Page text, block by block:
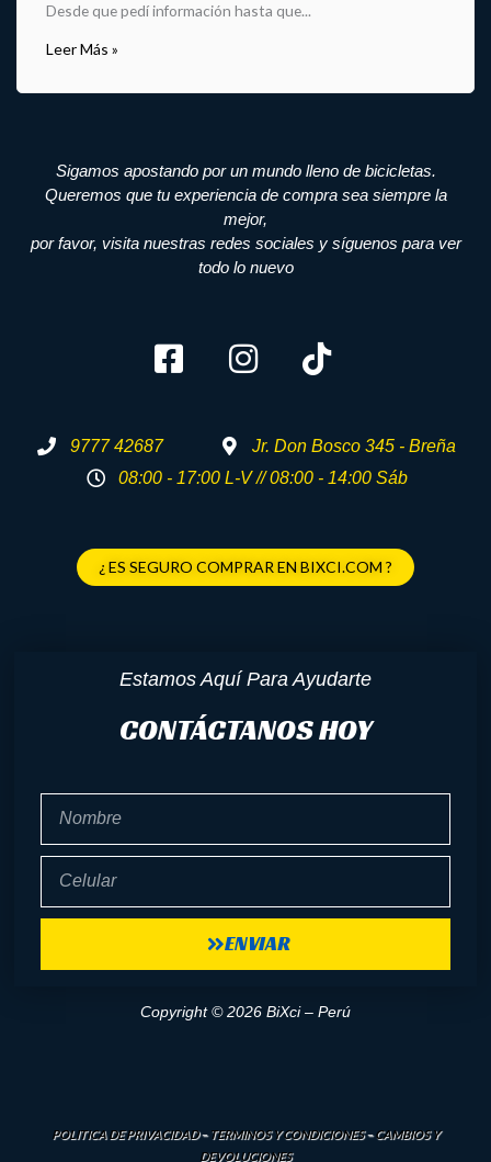
Desde que pedí información hasta que...
Leer Más »
Sigamos apostando por un mundo lleno de bicicletas.
Queremos que tu experiencia de compra sea siempre la
mejor,
por favor, visita nuestras redes sociales y síguenos para ver
todo lo nuevo
9777 42687
Jr. Don Bosco 345 - Breña
08:00 - 17:00 L-V // 08:00 - 14:00 Sáb
¿ ES SEGURO COMPRAR EN BIXCI.COM ?
Estamos Aquí Para Ayudarte
CONTÁCTANOS HOY
ENVIAR
Copyright © 2026 BiXci – Perú
POLITICA DE PRIVACIDAD–TERMINOS Y CONDICIONES–CAMBIOS Y
DEVOLUCIONES